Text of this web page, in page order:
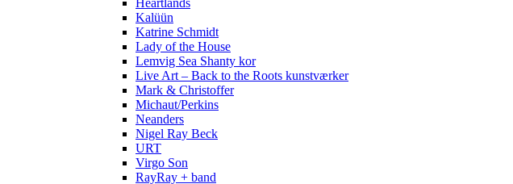
Heartlands
Kalüün
Katrine Schmidt
Lady of the House
Lemvig Sea Shanty kor
Live Art – Back to the Roots kunstværker
Mark & Christoffer
Michaut/Perkins
Neanders
Nigel Ray Beck
URT
Virgo Son
RayRay + band